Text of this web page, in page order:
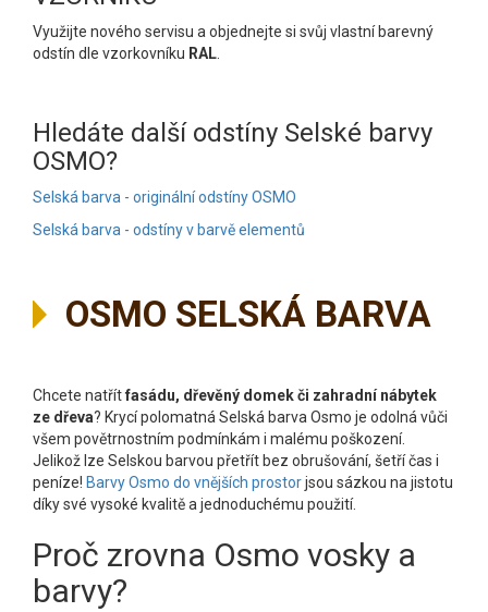
Využijte nového servisu a objednejte si svůj vlastní barevný
odstín dle vzorkovníku RAL
Hledáte další odstíny Selské barvy
OSMO?
Selská barva - originální odstíny OSMO
Selská barva - odstíny v barvě elementů
OSMO SELSKÁ BARVA
Chcete natřítfasádu, dřevěný domek či zahradní nábytek
ze dřeva? Krycí polomatná Selská barva Osmo je odolná vůči
všem povětrnostním podmínkám i malému poškození.
Jelikož lze Selskou barvou přetřít bez obrušování, šetří čas i
peníze! Barvy Osmo do vnějších prostorjsou sázkou na jistotu
díky své vysoké kvalitě a jednoduchému použití.
Proč zrovna Osmo vosky a
barvy?